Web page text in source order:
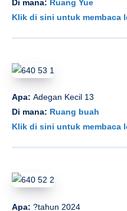
Di mana: Ruang Yue
Klik di sini untuk membaca
Apa: Adegan Kecil 13
Di mana: Ruang buah
Klik di sini untuk membaca
Apa: ?tahun 2024